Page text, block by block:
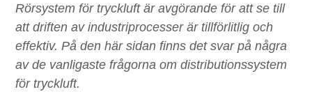
Rörsystem för tryckluft är avgörande för att se till
att driften av industriprocesser är tillförlitlig och
effektiv. På den här sidan finns det svar på några
av de vanligaste frågorna om distributionssystem
för tryckluft.